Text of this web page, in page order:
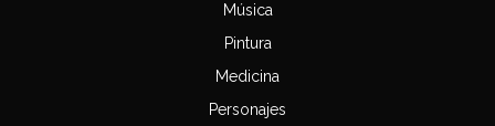
Música
Pintura
Medicina
Personajes